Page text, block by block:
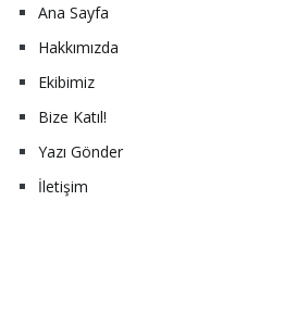
Ana Sayfa
Hakkımızda
Ekibimiz
Bize Katıl!
Yazı Gönder
İletişim